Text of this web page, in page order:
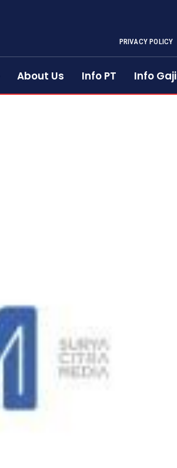
PRIVACY POLICY
About Us Info PT Info Gaji